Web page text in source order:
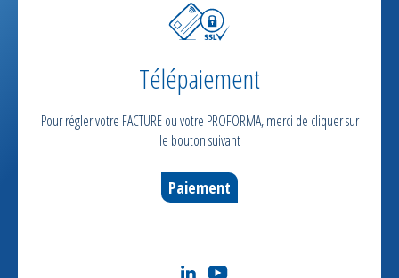
Télépaiement
Pour régler votre FACTURE ou votre PROFORMA, merci de cliquer sur
le bouton suivant
Paiement